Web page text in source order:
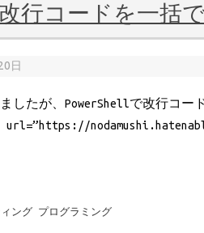
行コードを一括
日
したが、PowerShellで改行コー
ング プログラミング